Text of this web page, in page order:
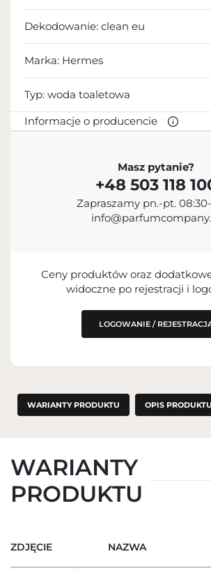
Dekodowanie: clean eu
Marka: Hermes
Typ: woda toaletowa
Informacje o producencie
Hermès International S.A.
+33 1 40 17 47 17
contact@hermes.com
Masz pytanie?
+48 503 118
Zapraszamy pn.-pt. 08:30-
Ceny produktów oraz
widoczne po rejestracji i
LOGOWANIE /
WARIANTY PRODUKTU OPIS PRODUKTU
WARIANTY
PRODUKTU
ZDJĘCIE NAZWA